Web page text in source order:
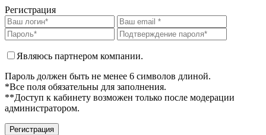
Регистрация
Являюсь партнером компании.
Пароль должен быть не менее 6 символов длиной.
*Все поля обязательны для заполнения.
**Доступ к кабинету возможен только после модерации
администратором.